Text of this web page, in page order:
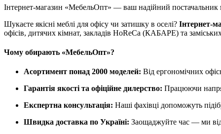
Інтернет-магазин «МебельОпт» — ваш надійний постачальник
Шукаєте якісні меблі для офісу чи затишку в оселі? Інтернет-
офісів, дитячих кімнат, закладів HoReCa (КАБАРЕ) та
Чому обирають «МебельОпт»?
Асортимент понад 2000 моделей: Від ергономічних
Гарантія якості та офіційне дилерство: Працюючи
Експертна консультація: Наші фахівці допоможуть
Швидка доставка по Україні: Заощаджуйте час — ми